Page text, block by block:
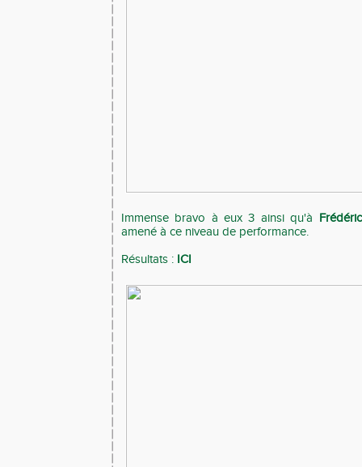
Immense bravo à eux 3 ainsi qu'à
amené à ce niveau de performance.
Résultats : ICI